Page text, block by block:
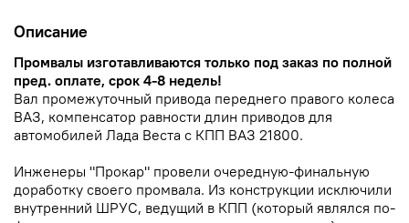
Описание
Промвалы изготавливаются только под заказ по полной
пред. оплате, срок 4-8 недель!
Вал промежуточный привода переднего правого колеса
ВАЗ, компенсатор равности длин приводов для
автомобилей Лада Веста с КПП ВАЗ 21800.
Инженеры "Прокар" провели очередную-финальную
доработку своего промвала. Из конструкции исключили
внутренний ШРУС, ведущий в КПП (который являлся по-